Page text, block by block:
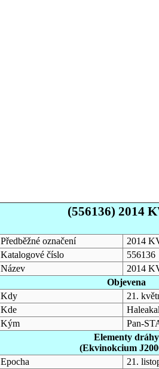
(556136) 2014
Předběžné označení
2014
Katalogové číslo
556136
Název
2014
Objevena
Kdy
21.
Kde
Kým
Pan-
Elementy dráhy
(Ekvinokcium
Epocha
21.